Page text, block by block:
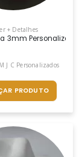
+ Detalhes
3mm
J C Personalizados
PRODUTO